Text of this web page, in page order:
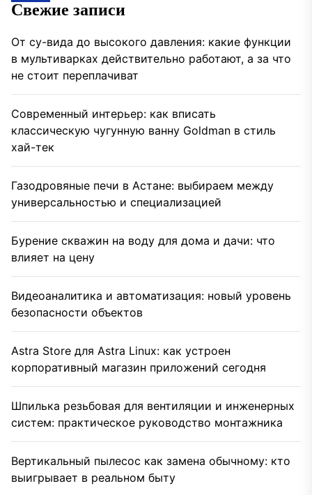
Свежие записи
От су-вида до высокого давления: какие функции
в мультиварках действительно работают, а за что
не стоит переплачиват
Современный интерьер: как вписать
классическую чугунную ванну Goldman в стиль
хай-тек
Газодровяные печи в Астане: выбираем между
универсальностью и специализацией
Бурение скважин на воду для дома и дачи: что
влияет на цену
Видеоаналитика и автоматизация: новый уровень
безопасности объектов
Astra Store для Astra Linux: как устроен
корпоративный магазин приложений сегодня
Шпилька резьбовая для вентиляции и инженерных
систем: практическое руководство монтажника
Вертикальный пылесос как замена обычному: кто
выигрывает в реальном быту